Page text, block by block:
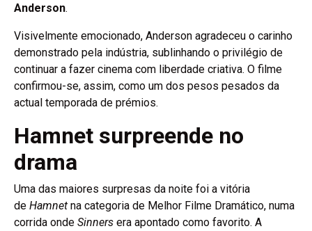
Anderson.
Visivelmente emocionado, Anderson agradeceu o carinho
demonstrado pela indústria, sublinhando o privilégio de
continuar a fazer cinema com liberdade criativa. O filme
confirmou-se, assim, como um dos pesos pesados da
actual temporada de prémios.
Hamnet surpreende no
drama
Uma das maiores surpresas da noite foi a vitória
de Hamnet na categoria de Melhor Filme Dramático, numa
corrida onde Sinners era apontado como favorito. A